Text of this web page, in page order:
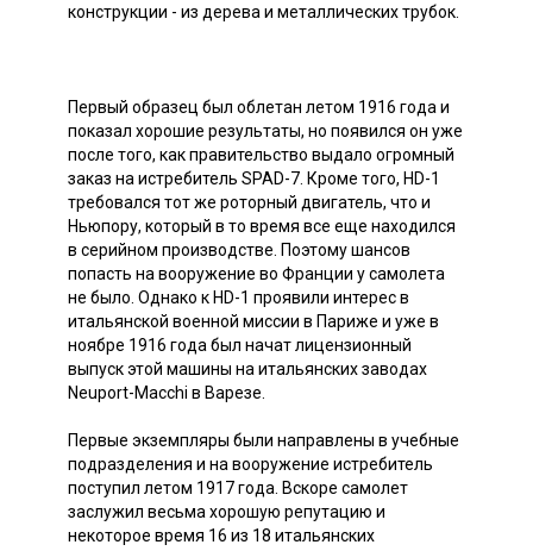
конструкции - из дерева и металлических трубок.
Первый образец был облетан летом 1916 года и
показал хорошие результаты, но появился он уже
после того, как правительство выдало огромный
заказ на истребитель SPAD-7. Кроме того, HD-1
требовался тот же роторный двигатель, что и
Ньюпору, который в то время все еще находился
в серийном производстве. Поэтому шансов
попасть на вооружение во Франции у самолета
не было. Однако к HD-1 проявили интерес в
итальянской военной миссии в Париже и уже в
ноябре 1916 года был начат лицензионный
выпуск этой машины на итальянских заводах
Neuport-Macchi в Варезе.
Первые экземпляры были направлены в учебные
подразделения и на вооружение истребитель
поступил летом 1917 года. Вскоре самолет
заслужил весьма хорошую репутацию и
некоторое время 16 из 18 итальянских